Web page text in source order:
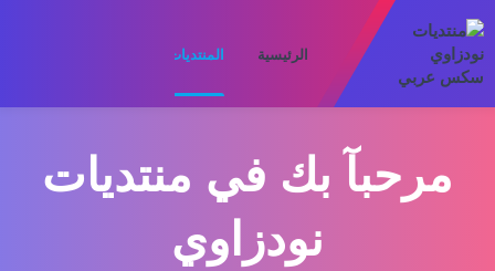
الرئيسية المنتديات
مرحبآ بك في منتديات
نودزاوي